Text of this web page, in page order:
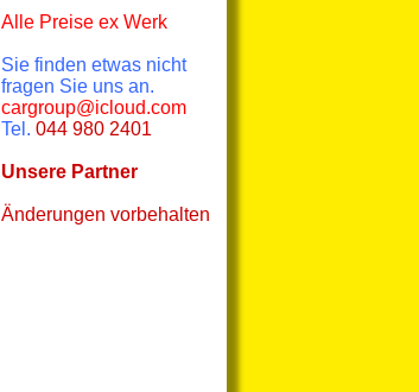
Alle Preise ex Werk
Sie finden etwas nicht
fragen Sie uns an.
cargroup@icloud.com
Tel. 044 980 2401
Unsere Partner
Änderungen vorbehalten